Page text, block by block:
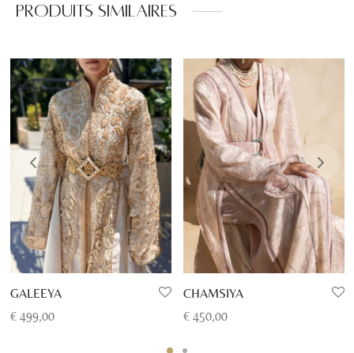
Produits similaires
GALEEYA
€499,00
CHAMSIYA
€450,00